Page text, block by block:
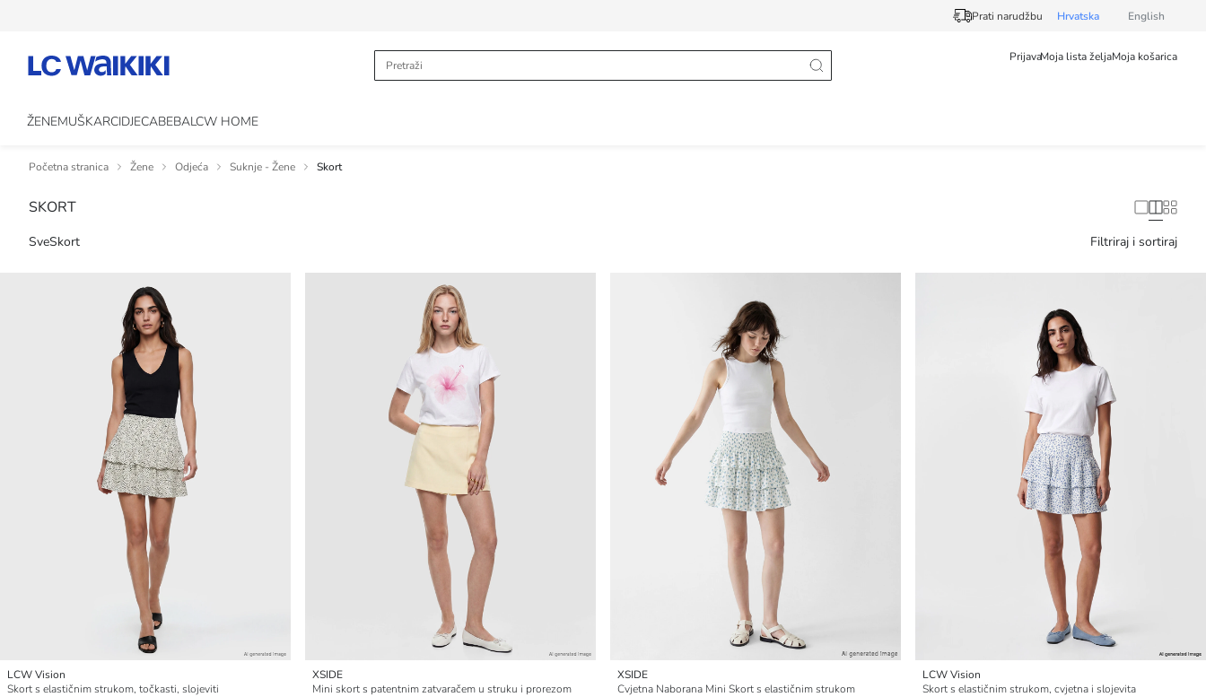
Prati narudžbu Hrvatska English
PrijavaMoja lista željaMoja košarica
ŽENEMUŠKARCIDJECABEBALCW HOME
Početna stranica Žene Odjeća Suknje - Žene Skort
SKORT
SveSkort Filtriraj i sortiraj
LCW Vision
Skort s elastičnim strukom, točkasti, slojeviti
XSIDE
Mini skort s patentnim zatvaračem u struku i prorezom
XSIDE
Cvjetna Naborana Mini Skort s elastičnim strukom
LCW Vision
Skort s elastičnim strukom, cvjetna i slojevita